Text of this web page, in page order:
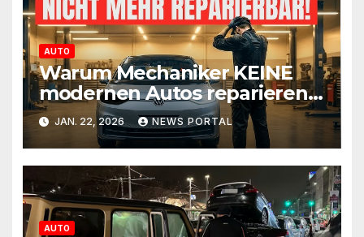
AUTO
Warum Mechaniker KEINE
modernen Autos reparieren
wollen!
JAN. 22, 2026 NEWS PORTAL
AUTO